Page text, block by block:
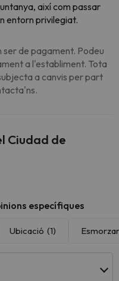
així com passar
entorn privilegiat.
de pagament. Podeu
a l'establiment. Tota
a canvis per part
Ciudad de
específiques
Ubicació (1) Esmorzar